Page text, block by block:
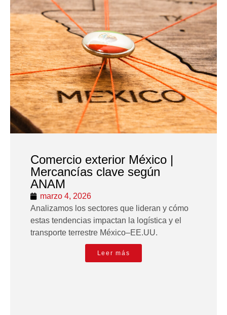
Comercio exterior México |
Mercancías clave según
ANAM
marzo 4, 2026
Analizamos los sectores que lideran y cómo
estas tendencias impactan la logística y el
transporte terrestre México–EE.UU.
Leer más